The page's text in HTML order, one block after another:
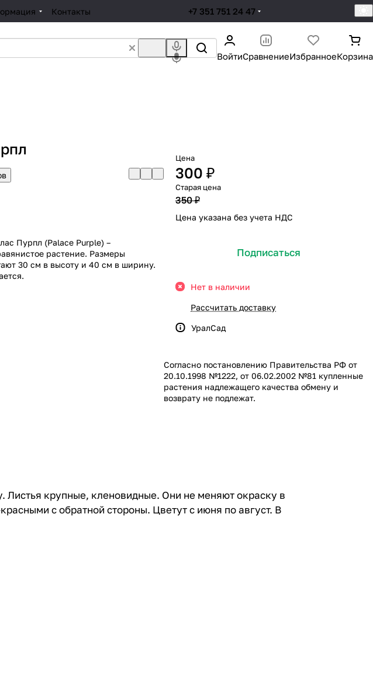
Контакты +7 351 751 24 47
ВойтиСравнениеИзбранноеКорзина
Пурпл (Palace Purple) –
растение. Размеры
30 см в высоту и 40 см в ширину.
Цена
300 ₽
Старая цена
350 ₽
Цена указана без учета НДС
Подписаться
Нет в наличии
Рассчитать доставку
УралСад
Согласно постановлению Правительства РФ от
20.10.1998 №1222, от 06.02.2002 №81 купленные
растения надлежащего качества обмену и
возврату не подлежат.
Листья крупные, кленовидные. Они не меняют окраску в
с обратной стороны. Цветут с июня по август. В